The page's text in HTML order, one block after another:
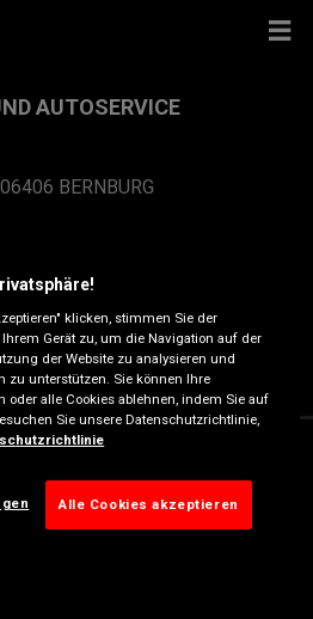
AUTOSERVICE
BERNBURG
klicken, stimmen Sie der
Gerät zu, um die Navigation auf der
der Website zu analysieren und
zu unterstützen. Sie können Ihre
oder alle Cookies ablehnen, indem Sie auf
Sie unsere Datenschutzrichtlinie,
Alle Cookies akzeptieren